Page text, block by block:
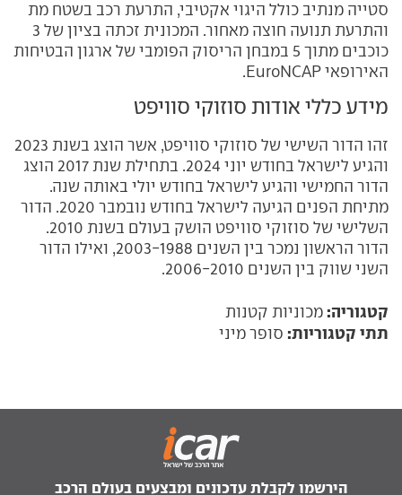
סטייה מנתיב כולל היגוי אקטיבי, התרעת רכב בשטח מת
והתרעת תנועה חוצה מאחור. המכונית זכתה בציון של 3
כוכבים מתוך 5 במבחן הריסוק הפומבי של ארגון הבטיחות
האירופאיEuroNCAP
.
מידע כללי אודות סוזוקי סוויפט
זהו הדור השישי של סוזוקי סוויפט, אשר הוצג בשנת 2023
והגיע לישראל בחודש יוני 2024. בתחילת שנת 2017 הוצג
הדור החמישי והגיע לישראל בחודש יולי באותה שנה.
מתיחת הפנים הגיעה לישראל בחודש נובמבר 2020. הדור
השלישי של סוזוקי סוויפט הושק בעולם בשנת 2010.
הדור הראשון נמכר בין השנים 2003-1988, ואילו הדור
השני שווק בין השנים 2006-2010.
קטגוריה: מכוניות קטנות
תתי קטגוריות: סופר מיני
הירשמו לקבלת עדכונים ומבצעים בעולם הרכב